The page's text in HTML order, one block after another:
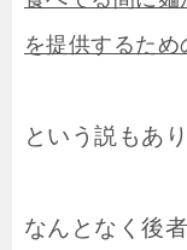
を提供するため
という説もあ
なんとなく後